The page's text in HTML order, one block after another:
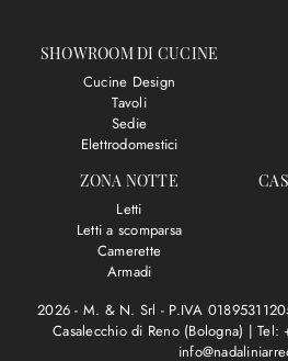
SHOWROOM DI CUCINE
Cucine Design
Tavoli
Sedie
Elettrodomestici
ZONA NOTTE
Letti
Letti a scomparsa
Camerette
Armadi
2026 - M. & N. Srl - P.IVA
Casalecchio di Reno (Bologna) |Tel: